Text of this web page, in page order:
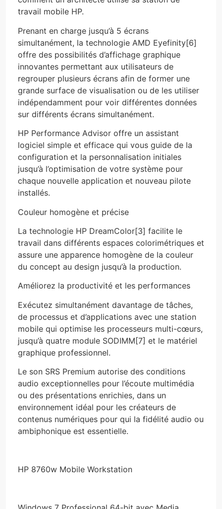
travail mobile HP.
Prenant en charge jusqu’à 5 écrans
simultanément, la technologie AMD Eyefinity[6]
offre des possibilités d’affichage graphique
innovantes permettant aux utilisateurs de
regrouper plusieurs écrans afin de former une
grande surface de visualisation ou de les utiliser
indépendamment pour voir différentes données
sur différents écrans simultanément.
HP Performance Advisor offre un assistant
logiciel simple et efficace qui vous guide de la
configuration et la personnalisation initiales
jusqu’à l’optimisation de votre système pour
chaque nouvelle application et nouveau pilote
installés.
Couleur homogène et précise
La technologie HP DreamColor[3] facilite le
travail dans différents espaces colorimétriques et
assure une apparence homogène de la couleur
du concept au design jusqu’à la production.
Améliorez la productivité et les performances
Exécutez simultanément davantage de tâches,
de processus et d’applications avec une station
mobile qui optimise les processeurs multi-cœurs,
jusqu’à quatre module SODIMM[7] et le matériel
graphique professionnel.
Le son SRS Premium autorise des conditions
audio exceptionnelles pour l’écoute multimédia
ou des présentations enrichies, dans un
environnement idéal pour les créateurs de
contenus numériques pour qui la fidélité audio ou
ambiphonique est essentielle.
HP 8760w Mobile Workstation